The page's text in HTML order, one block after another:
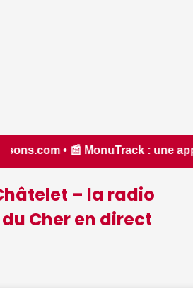
: une application
– la radio
Cher en direct